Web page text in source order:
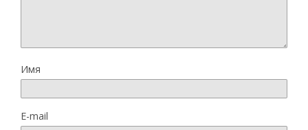
Имя
E-mail